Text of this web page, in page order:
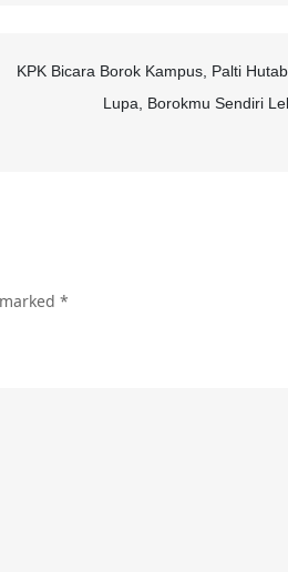
KPK Bicara Borok Kampus, Palti
Lupa, Borokmu Sendiri
*